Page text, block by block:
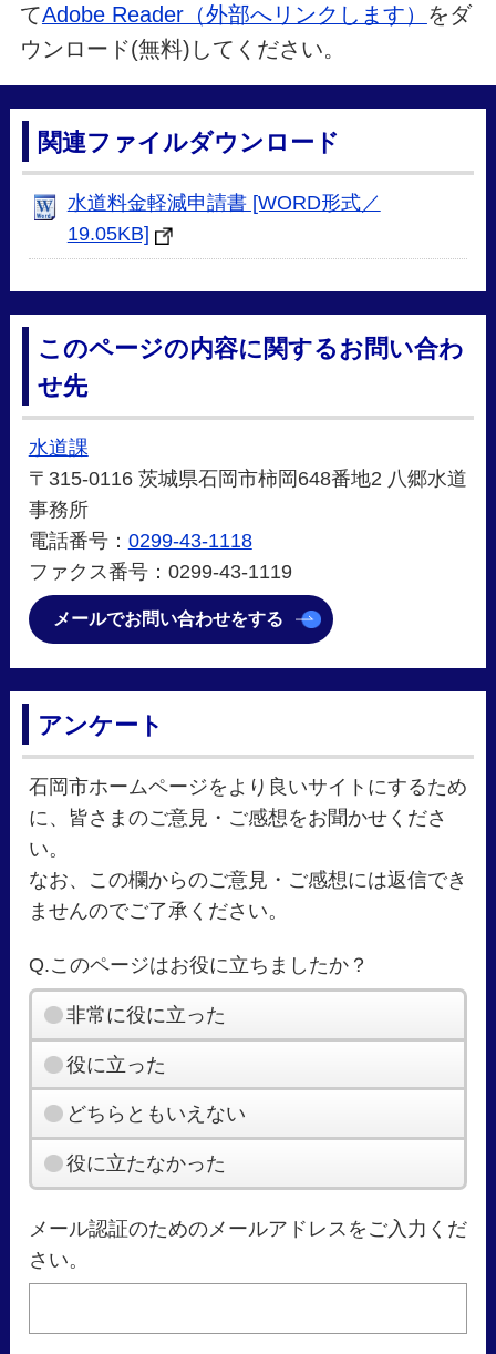
てAdobe Reader（外部へリンクします） をダ
ウンロード(無料)してください。
関連ファイルダウンロード
水道料金軽減申請書 [WORD形式／
19.05KB]
このページの内容に関するお問い合わ
せ先
水道課
〒315-0116 茨城県石岡市柿岡648番地2 八郷水道
事務所
電話番号： 0299-43-1118
ファクス番号：0299-43-1119
メールでお問い合わせをする
アンケート
石岡市ホームページをより良いサイトにするため
に、皆さまのご意見・ご感想をお聞かせくださ
い。
なお、この欄からのご意見・ご感想には返信でき
ませんのでご了承ください。
Q.このページはお役に立ちましたか？
非常に役に立った
役に立った
どちらともいえない
役に立たなかった
メール認証のためのメールアドレスをご入力くだ
さい。